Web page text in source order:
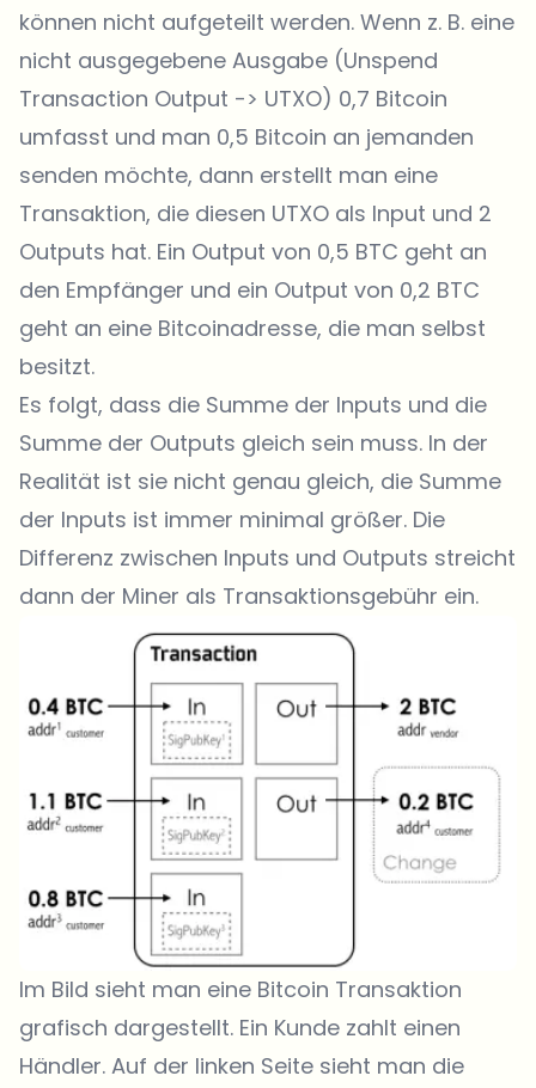
können nicht aufgeteilt werden. Wenn z. B. eine
nicht ausgegebene Ausgabe (Unspend
Transaction Output -> UTXO) 0,7 Bitcoin
umfasst und man 0,5 Bitcoin an jemanden
senden möchte, dann erstellt man eine
Transaktion, die diesen UTXO als Input und 2
Outputs hat. Ein Output von 0,5 BTC geht an
den Empfänger und ein Output von 0,2 BTC
geht an eine Bitcoinadresse, die man selbst
besitzt.
Es folgt, dass die Summe der Inputs und die
Summe der Outputs gleich sein muss. In der
Realität ist sie nicht genau gleich, die Summe
der Inputs ist immer minimal größer. Die
Differenz zwischen Inputs und Outputs streicht
dann der Miner als Transaktionsgebühr ein.
Im Bild sieht man eine Bitcoin Transaktion
grafisch dargestellt. Ein Kunde zahlt einen
Händler. Auf der linken Seite sieht man die